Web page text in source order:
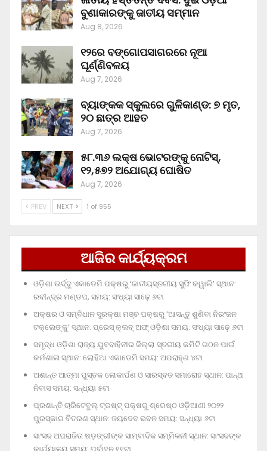
ବୁଣାକାରଙ୍କୁ ଜାତୀୟ ସମ୍ମାନ
Aug 8, 2026
୧୨ରେ ବଙ୍ଗୋପସାଗରରେ ନୂଆ
ଘୂର୍ଣ୍ଣିବଳୟ
Aug 7, 2026
ବ୍ୟାଙ୍କକ ସ୍କୁଲରେ ଗୁଳିକାଣ୍ଡ: ୭ ମୃତ,
୨୦ ଛାତ୍ର ଆହତ
Aug 7, 2026
୫୮.୩୬ ଲକ୍ଷ ଭୋଟରଙ୍କୁ ନୋଟିସ୍‌,
୧୨,୫୭୨ ଅଯୋଗ୍ୟ ଘୋଷିତ
Aug 7, 2026
PREV NEXT 1 of 955
ଆଜିର କାର୍ଯ୍ୟକ୍ରମ
ଓଡ଼ିଶା ଊର୍ଦ୍ଦୁ ଏକାଡେମି ପକ୍ଷରୁ ‘ଜାତୀୟସ୍ତରୀୟ ସୁଫି କୱାଲି’ ସ୍ଥାନ:
ରବୀନ୍ଦ୍ର ମଣ୍ଡପ, ସମୟ: ସଂଧ୍ୟା ସାଢ଼େ ୬ଟା
ଅକ୍ଷର ଓ ସମ୍ବିଧାନ ସୁରକ୍ଷା ମଞ୍ଚ ପକ୍ଷରୁ ‘ଆସନ୍ତୁ ଶୁଣିବା ନିରଂଜନ
ଟକ୍‌ଲେଙ୍କୁ’ ସ୍ଥାନ: ପ୍ରେସ୍‌ କ୍ଲବ୍‌ ଅଫ୍‌ ଓଡ଼ିଶା ସମୟ: ସଂଧ୍ୟା ସାଢ଼େ ୬ଟା
ସମୃଦ୍ଧ ଓଡ଼ିଶା ରାଜ୍ୟ ଯୁବବାହିନୀର ଜିଲ୍ଲା ସ୍ତରୀୟ କମିଟି ଗଠନ ପାଇଁ
କର୍ମଶାଳା ସ୍ଥାନ: ଲୋହିଆ ଏକାଡେମି ସମୟ: ଅପରାହ୍‌ଣ ୪ଟା
ଅଶାନ୍ତ ଆତ୍ମା ପୁସ୍ତକ ଲୋକାର୍ପଣ ଓ ସାରସ୍ବତ ସମାରୋହ ସ୍ଥାନ: ପାନ୍ଥ
ନିବାସ ସମୟ: ସନ୍ଧ୍ୟା ୫ଟା
ପ୍ରଶାନ୍ତି ଚାରିଟେବୁଲ୍‌ ଟ୍ରଷ୍ଟ୍‌ ପକ୍ଷରୁ ଶ୍ରେଷ୍ଠ ଓଡ଼ିଆଣୀ ୨୦୨୨
ପୁରସ୍କାର ବିତରଣ ସ୍ଥାନ: ଜୟଦେବ ଭବନ ସମୟ: ସନ୍ଧ୍ୟା ୬ଟା
ସାଂସଦ ଅପରାଜିତା ଷଡ଼ଙ୍ଗୀଙ୍କ ସାମ୍ବାଦିକ ସମ୍ମିଳନୀ ସ୍ଥାନ: ସାଂସଦଙ୍କ
କାର୍ଯ୍ୟାଳୟ ସମୟ: ପୂର୍ବାହ୍ନ ୧୧ଟା